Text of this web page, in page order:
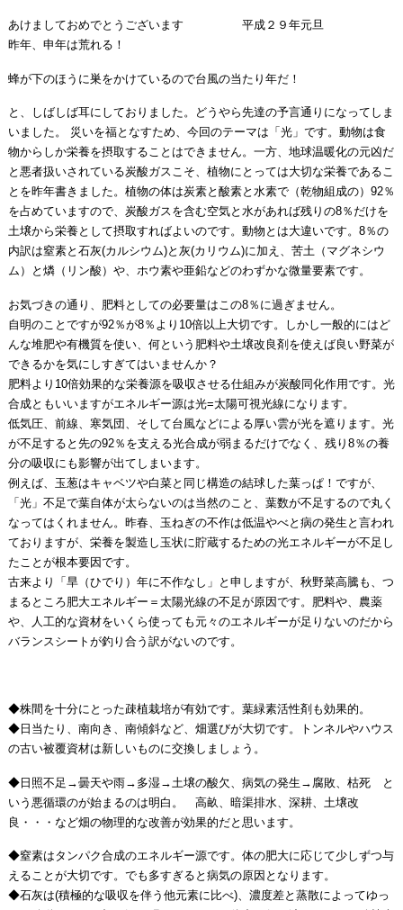
あけましておめでとうございます 平成２９年元旦
昨年、申年は荒れる！
蜂が下のほうに巣をかけているので台風の当たり年だ！
と、しばしば耳にしておりました。どうやら先達の予言通りになってしま
いました。 災いを福となすため、今回のテーマは「光」です。動物は食
物からしか栄養を摂取することはできません。一方、地球温暖化の元凶だ
と悪者扱いされている炭酸ガスこそ、植物にとっては大切な栄養であるこ
とを昨年書きました。植物の体は炭素と酸素と水素で（乾物組成の）92％
を占めていますので、炭酸ガスを含む空気と水があれば残りの8％だけを
土壌から栄養として摂取すればよいのです。動物とは大違いです。8％の
内訳は窒素と石灰(カルシウム)と灰(カリウム)に加え、苦土（マグネシウ
ム）と燐（リン酸）や、ホウ素や亜鉛などのわずかな微量要素です。
お気づきの通り、肥料としての必要量はこの8％に過ぎません。
自明のことですが92％が8％より10倍以上大切です。しかし一般的にはど
んな堆肥や有機質を使い、何という肥料や土壌改良剤を使えば良い野菜が
できるかを気にしすぎてはいませんか？
肥料より10倍効果的な栄養源を吸収させる仕組みが炭酸同化作用です。光
合成ともいいますがエネルギー源は光=太陽可視光線になります。
低気圧、前線、寒気団、そして台風などによる厚い雲が光を遮ります。光
が不足すると先の92％を支える光合成が弱まるだけでなく、残り8％の養
分の吸収にも影響が出てしまいます。
例えば、玉葱はキャベツや白菜と同じ構造の結球した葉っぱ！ですが、
「光」不足で葉自体が太らないのは当然のこと、葉数が不足するので丸く
なってはくれません。昨春、玉ねぎの不作は低温やべと病の発生と言われ
ておりますが、栄養を製造し玉状に貯蔵するための光エネルギーが不足し
たことが根本要因です。
古来より「旱（ひでり）年に不作なし」と申しますが、秋野菜高騰も、つ
まるところ肥大エネルギー＝太陽光線の不足が原因です。肥料や、農薬
や、人工的な資材をいくら使っても元々のエネルギーが足りないのだから
バランスシートが釣り合う訳がないのです。
◆株間を十分にとった疎植栽培が有効です。葉緑素活性剤も効果的。
◆日当たり、南向き、南傾斜など、畑選びが大切です。トンネルやハウス
の古い被覆資材は新しいものに交換しましょう。
◆日照不足→曇天や雨→多湿→土壌の酸欠、病気の発生→腐敗、枯死 と
いう悪循環のが始まるのは明白。 高畝、暗渠排水、深耕、土壌改
良・・・など畑の物理的な改善が効果的だと思います。
◆窒素はタンパク合成のエネルギー源です。体の肥大に応じて少しずつ与
えることが大切です。でも多すぎると病気の原因となります。
◆石灰は(積極的な吸収を伴う他元素に比べ)、濃度差と蒸散によってゆっ